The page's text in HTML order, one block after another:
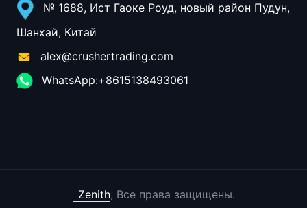
№ 1688, Ист Гаоке Роуд, новый район Пудун,
Шанхай, Китай
alex@crushertrading.com
WhatsApp:+8615138493061
Zenith, Все права защищены.